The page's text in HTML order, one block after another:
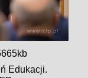
Edukacji.